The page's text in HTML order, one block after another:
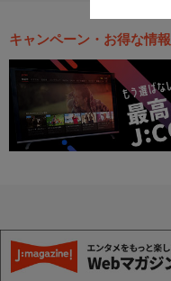
キャンペーン・お得な情報